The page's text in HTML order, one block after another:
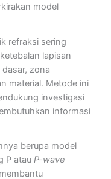
model
refraksi sering
lapisan
zona
material. Metode ini
investigasi
informasi
berupa model
P atau P-wave